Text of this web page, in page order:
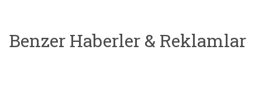
Benzer Haberler & Reklamlar